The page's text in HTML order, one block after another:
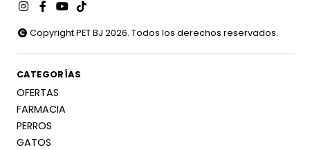
Copyright PET BJ 2026. Todos los derechos reservados.
CATEGORÍAS
OFERTAS
FARMACIA
PERROS
GATOS